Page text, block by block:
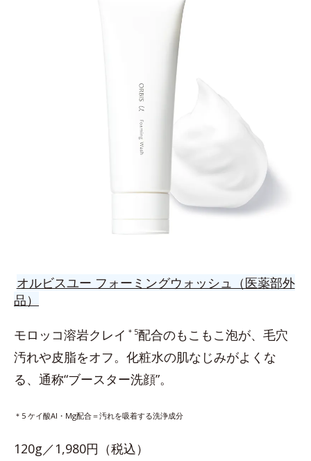
オルビスユー フォーミングウォッシュ（医薬部外
品）
モロッコ溶岩クレイ ＊5配合のもこもこ泡が、毛穴
汚れや皮脂をオフ。化粧水の肌なじみがよくな
る、通称“ブースター洗顔”。
＊5 ケイ酸Al・Mg配合＝汚れを吸着する洗浄成分
120g／1,980円（税込）